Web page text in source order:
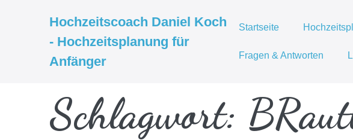
Hochzeitscoach Daniel Koch
- Hochzeitsplanung für
Anfänger
Startseite
Fragen & Antworten
Schlagwort: